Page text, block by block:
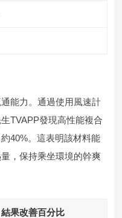
能力。通過使用風速計
TVAPP發現高性能複合
40%。這表明該材料能
，保持乘坐環境的幹爽
結果改善百分比